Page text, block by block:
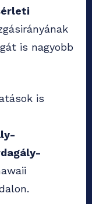
is nagyobb
is